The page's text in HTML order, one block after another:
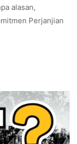
alasan,
Perjanjian